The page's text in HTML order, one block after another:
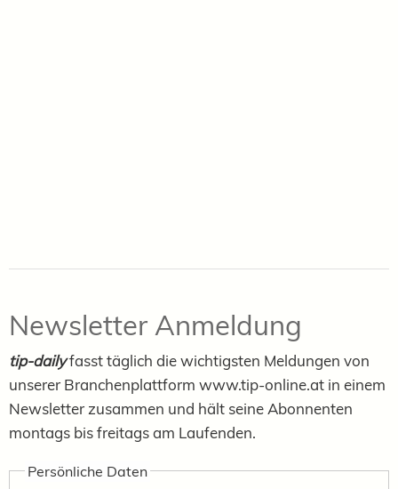
Newsletter Anmeldung
tip-dailyfasst täglich die wichtigsten Meldungen von
unserer Branchenplattform www.tip-online.at in einem
Newsletter zusammen und hält seine Abonnenten
montags bis freitags am Laufenden.
Persönliche Daten